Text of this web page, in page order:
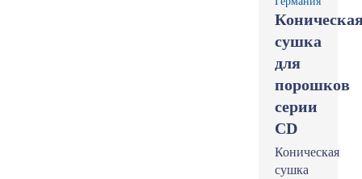
сушка
для
порошков
серии
CD
Коническая
сушка